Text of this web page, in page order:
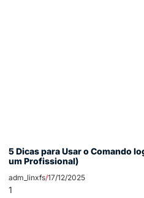
5 Dicas para Usar o Comando
um Profissional)
adm_linxfs 17/12/2025